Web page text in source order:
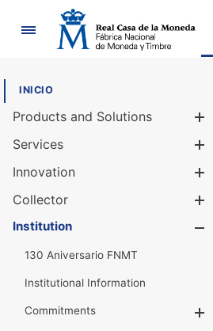
Navigation
INICIO
Products and Solutions
Services
Innovation
Collector
Institution
130 Aniversario FNMT
Institutional Information
Commitments